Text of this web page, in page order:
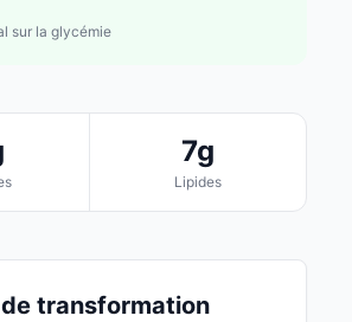
sur la glycémie
7g
Lipides
transformation